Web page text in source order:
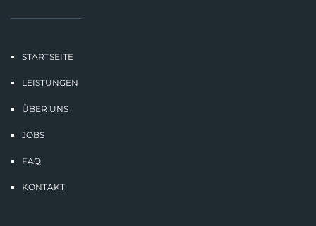
STARTSEITE
LEISTUNGEN
ÜBER UNS
JOBS
FAQ
KONTAKT